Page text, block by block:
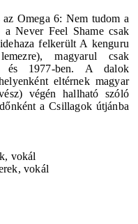
Omega 6: Nem tudom a
Never Feel Shame csak
felkerült A kenguru
magyarul csak
és 1977-ben. A dalok
eltérnek magyar
végén hallható szóló
a Csillagok útjánba
vokál
vokál